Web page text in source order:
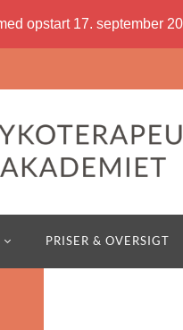
opstart 17. september
PRISER & OVERSIGT